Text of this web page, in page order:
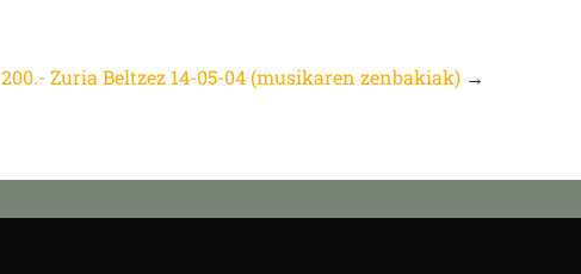
200.- Zuria Beltzez 14-05-04 (musikaren zenbakiak) →